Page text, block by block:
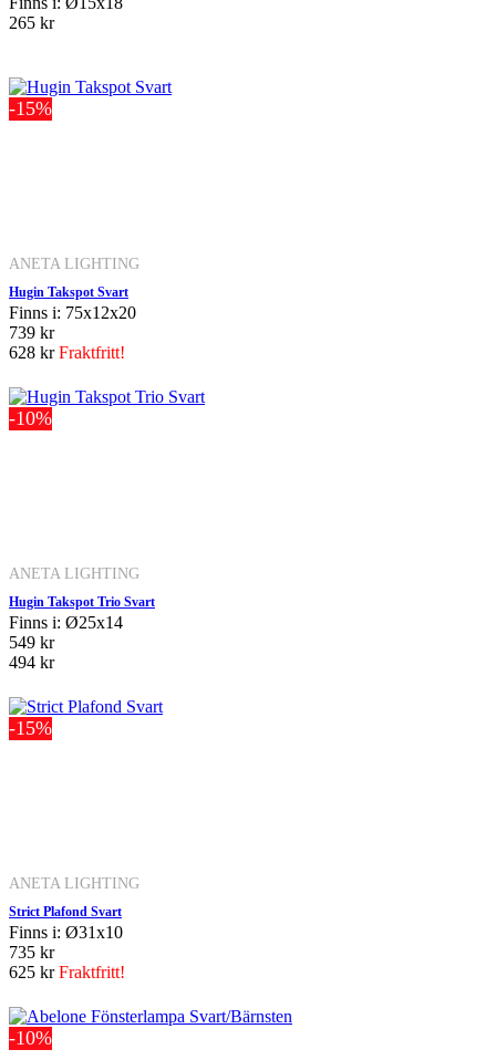
265 kr
-15%
ANETA LIGHTING
Hugin Takspot Svart
Finns i: 75x12x20
739 kr
628 krFraktfritt!
-10%
ANETA LIGHTING
Hugin Takspot Trio Svart
Finns i: Ø25x14
549 kr
494 kr
-15%
ANETA LIGHTING
Strict Plafond Svart
Finns i: Ø31x10
735 kr
625 krFraktfritt!
-10%